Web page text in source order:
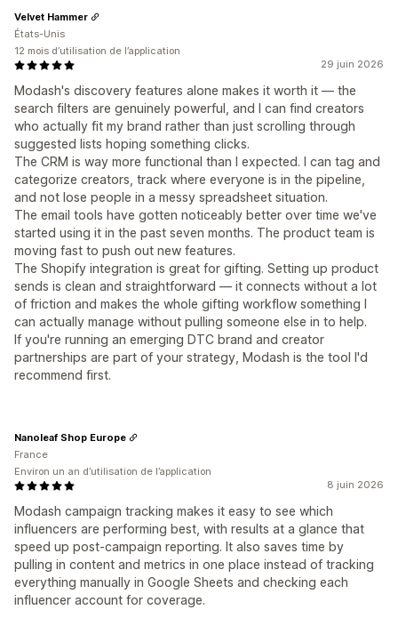
29 juin 2026
Modash's discovery features alone makes it worth it — the
search filters are genuinely powerful, and I can find creators
who actually fit my brand rather than just scrolling through
suggested lists hoping something clicks.
The CRM is way more functional than I expected. I can tag and
categorize creators, track where everyone is in the pipeline,
and not lose people in a messy spreadsheet situation.
The email tools have gotten noticeably better over time we've
started using it in the past seven months. The product team is
moving fast to push out new features.
The Shopify integration is great for gifting. Setting up product
sends is clean and straightforward — it connects without a lot
of friction and makes the whole gifting workflow something I
can actually manage without pulling someone else in to help.
If you're running an emerging DTC brand and creator
partnerships are part of your strategy, Modash is the tool I'd
recommend first.
Velvet Hammer
États-Unis
12 mois d’utilisation de l’application
8 juin 2026
Modash campaign tracking makes it easy to see which
influencers are performing best, with results at a glance that
speed up post-campaign reporting. It also saves time by
pulling in content and metrics in one place instead of tracking
everything manually in Google Sheets and checking each
influencer account for coverage.
Nanoleaf Shop Europe
France
Environ un an d’utilisation de l’application